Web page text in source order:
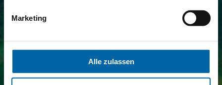
Marketing
Alle zulassen